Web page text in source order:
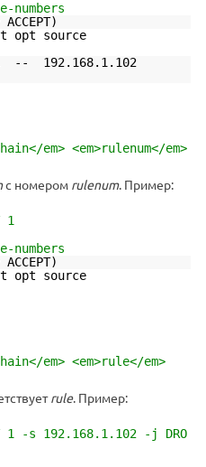
opt source
192.168.1.102
em> <em>rulenum</em>
с номером rulenum. Пример:
1
opt source
em> <em>rule</em>
rule. Пример:
-s 192.168.1.102 -j DRO